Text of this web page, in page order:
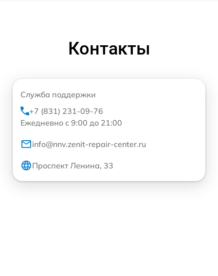
Контакты
Служба поддержки
+7 (831) 231-09-76
Ежедневно с 9:00 до 21:00
info@nnv.zenit-repair-center.ru
Проспект Ленина, 33